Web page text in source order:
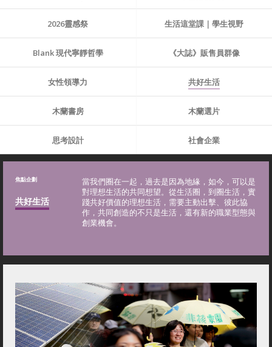
2026靈感祭 生活這堂課｜學生視野
Blank 現代寧靜哲學 《大誌》販售員群像
女性領導力 共好生活
木蘭書房 木蘭選片
思考設計 社會企業
焦點企劃
共好生活
當我們圈在一起，過去是因為地緣，如今，可以是
對理想生活的共同想望。從生活圈，到圈生活，實
踐共好價值的理想生活，需要主動出擊、彼此協
作，共同創造的不只是生活，還有新的職業型態與
創業機會。